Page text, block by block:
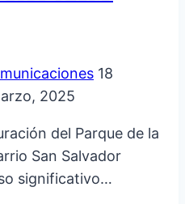
18
2025
del Parque de la
San Salvador
significativo…